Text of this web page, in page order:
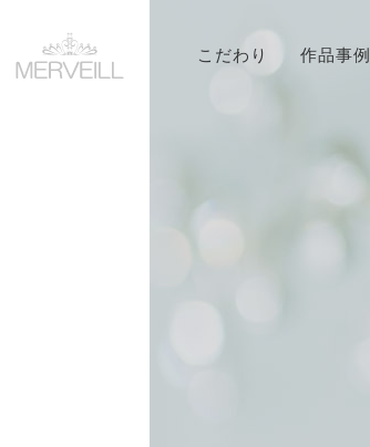
こだわり 作品事例